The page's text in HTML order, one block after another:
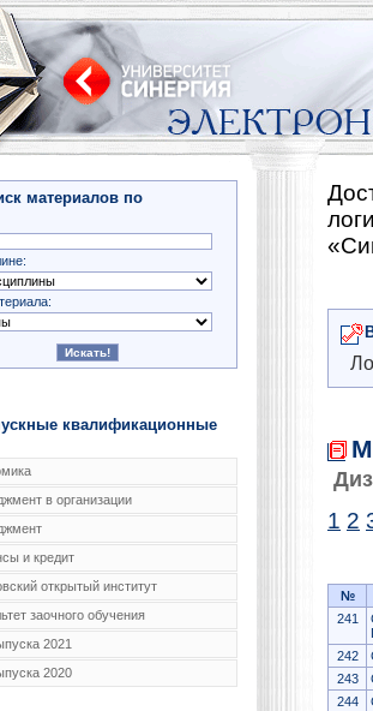
материалов по
квалификационные
в организации
и кредит
открытый институт
заочного обучения
2021
2020
1 2
№
241
242
243
244